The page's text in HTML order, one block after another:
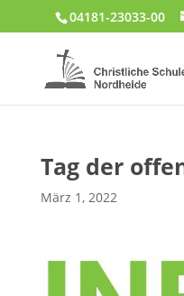
04181-23033-00
Tag der
März 1, 2022